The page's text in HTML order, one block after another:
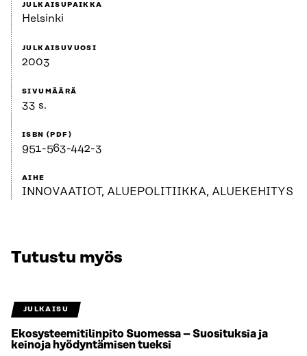
JULKAISUPAIKKA
Helsinki
JULKAISUVUOSI
2003
SIVUMÄÄRÄ
33 s.
ISBN (PDF)
951-563-442-3
AIHE
INNOVAATIOT, ALUEPOLITIIKKA, ALUEKEHITYS
Tutustu myös
JULKAISU
Ekosysteemitilinpito Suomessa – Suosituksia ja
keinoja hyödyntämisen tueksi